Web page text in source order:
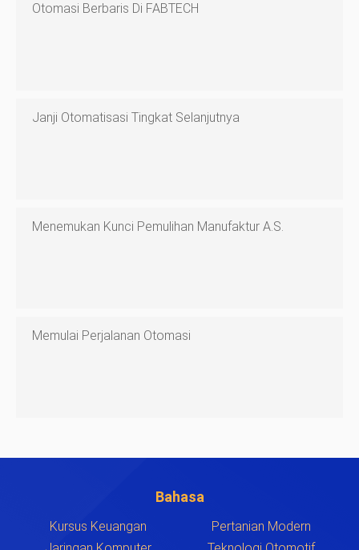
Otomasi Berbaris Di FABTECH
Janji Otomatisasi Tingkat Selanjutnya
Menemukan Kunci Pemulihan Manufaktur A.S.
Memulai Perjalanan Otomasi
Bahasa
Kursus Keuangan
Pertanian Modern